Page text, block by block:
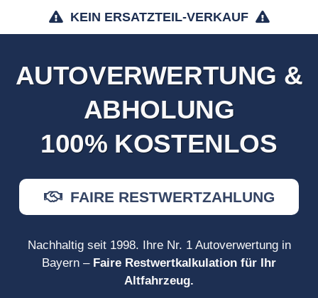
KEIN ERSATZTEIL-VERKAUF
AUTOVERWERTUNG &
ABHOLUNG
100% KOSTENLOS
FAIRE RESTWERTZAHLUNG
Nachhaltig seit 1998. Ihre Nr. 1 Autoverwertung in
Bayern – Faire Restwertkalkulation für Ihr
Altfahrzeug.